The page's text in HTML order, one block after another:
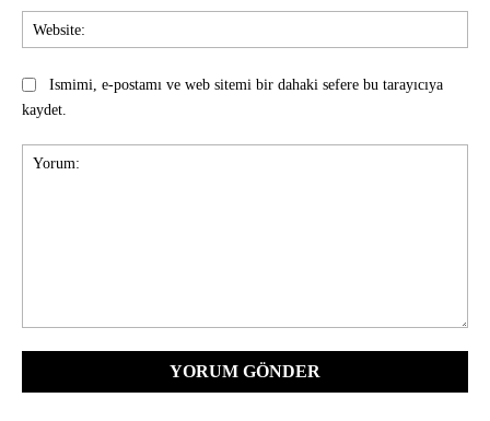
Ismimi, e-postamı ve web sitemi bir dahaki sefere bu tarayıcıya
kaydet.